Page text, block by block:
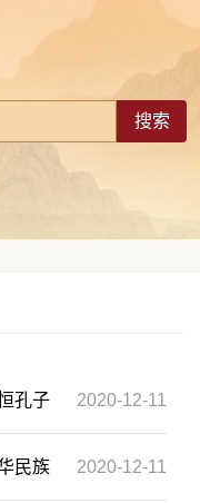
搜索
孔子 2020-12-11
民族 2020-12-11